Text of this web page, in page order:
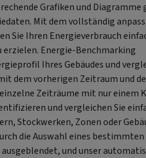
Grafiken und
Mit dem vollständig
Sie Ihren Energieverbrauch
Energie-Benchmarking
Ihres Gebäudes und
dem vorherigen Zeitraum und
Zeiträume mit nur einem
und vergleichen Sie
Stockwerken, Zonen oder
die Auswahl eines bestimmten
und unser